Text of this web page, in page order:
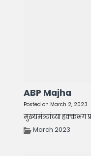
ABP Majha
Posted on March 2, 2023
मुख्यमंत्र्यांच्या हक्कभंग
March 2023